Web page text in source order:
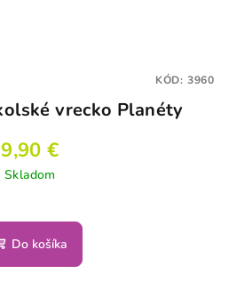
vrecko Planéty
9,90 €
Skladom
Do košíka
KÓD: 3960